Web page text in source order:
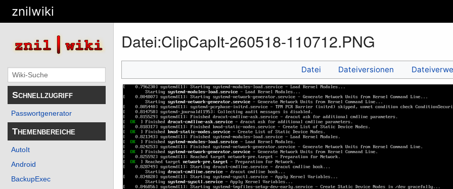
znilwiki
Schnellzugriff
Passwortgenerator
Themenbereiche
AutoIt
Android
BackupExec
Datei:ClipCapIt-260518-110712.PNG
Datei Dateiversionen